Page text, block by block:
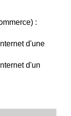
:
d'une
d'un